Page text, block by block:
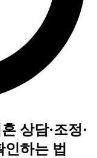
상담·조정·
하는 법